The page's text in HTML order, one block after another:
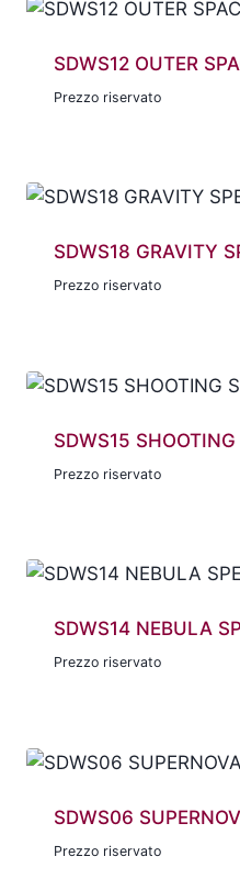
SDWS12 OUTER
Prezzo riservato
SDWS18 GRAVITY
Prezzo riservato
SDWS15
Prezzo riservato
SDWS14 NEBULA
Prezzo riservato
SDWS06
Prezzo riservato